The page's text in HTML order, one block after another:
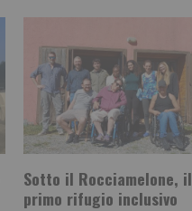
Sotto il Rocciamelone, il
primo rifugio inclusivo